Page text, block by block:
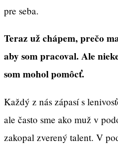
pre seba.
Teraz už chápem, prečo
aby som pracoval. Ale
som mohol pomôcť.
Každý z nás zápasí s
ale často sme ako muž v
zakopal zverený talent. V